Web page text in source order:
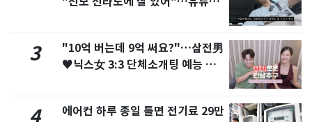
3
"10억 버는데 9억 써요?"…삼전男
♥닉스女 3:3 단체소개팅 예능 화
4
에어컨 하루 종일 틀면 전기료 29만